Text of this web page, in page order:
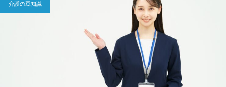
介護の豆知識